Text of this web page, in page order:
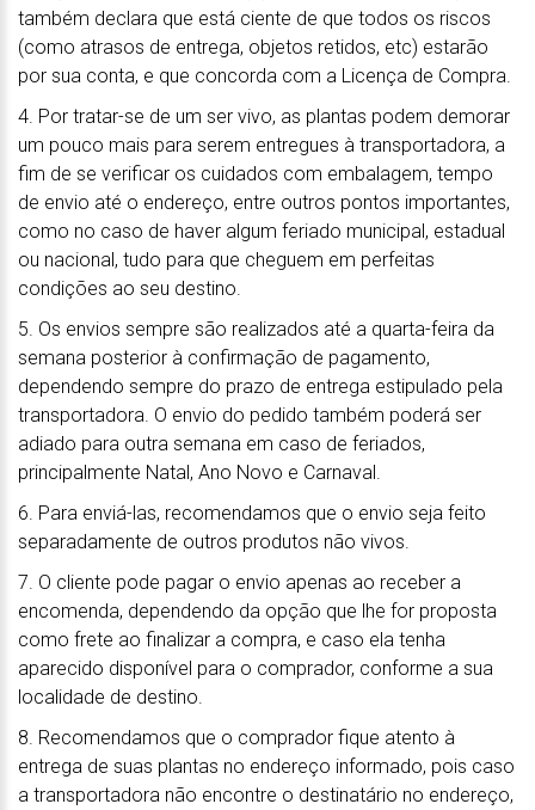
também declara que está ciente de que todos os riscos
(como atrasos de entrega, objetos retidos, etc) estarão
por sua conta, e que concorda com a Licença de Compra.
4. Por tratar-se de um ser vivo, as plantas podem demorar
um pouco mais para serem entregues à transportadora, a
fim de se verificar os cuidados com embalagem, tempo
de envio até o endereço, entre outros pontos importantes,
como no caso de haver algum feriado municipal, estadual
ou nacional, tudo para que cheguem em perfeitas
condições ao seu destino.
5. Os envios sempre são realizados até a quarta-feira da
semana posterior à confirmação de pagamento,
dependendo sempre do prazo de entrega estipulado pela
transportadora. O envio do pedido também poderá ser
adiado para outra semana em caso de feriados,
principalmente Natal, Ano Novo e Carnaval.
6. Para enviá-las, recomendamos que o envio seja feito
separadamente de outros produtos não vivos.
7. O cliente pode pagar o envio apenas ao receber a
encomenda, dependendo da opção que lhe for proposta
como frete ao finalizar a compra, e caso ela tenha
aparecido disponível para o comprador, conforme a sua
localidade de destino.
8. Recomendamos que o comprador fique atento à
entrega de suas plantas no endereço informado, pois caso
a transportadora não encontre o destinatário no endereço,